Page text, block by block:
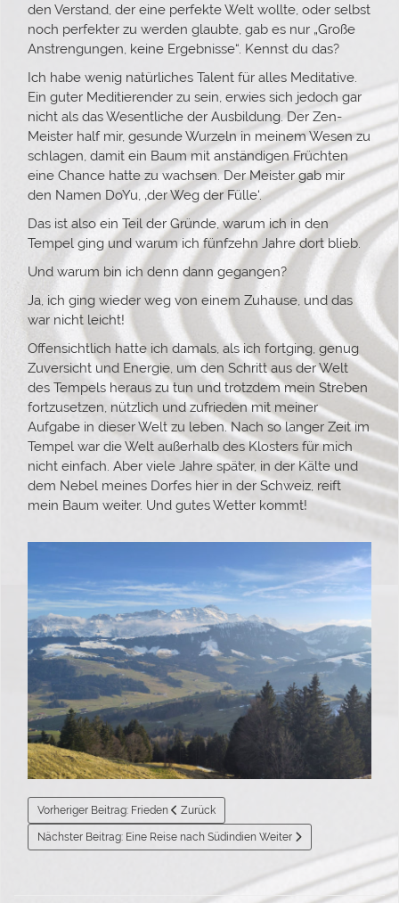
den Verstand, der eine perfekte Welt wollte, oder selbst
noch perfekter zu werden glaubte, gab es nur „Große
Anstrengungen, keine Ergebnisse“. Kennst du das?
Ich habe wenig natürliches Talent für alles Meditative.
Ein guter Meditierender zu sein, erwies sich jedoch gar
nicht als das Wesentliche der Ausbildung. Der Zen-
Meister half mir, gesunde Wurzeln in meinem Wesen zu
schlagen, damit ein Baum mit anständigen Früchten
eine Chance hatte zu wachsen. Der Meister gab mir
den Namen DoYu, ‚der Weg der Fülle‘.
Das ist also ein Teil der Gründe, warum ich in den
Tempel ging und warum ich fünfzehn Jahre dort blieb.
Und warum bin ich denn dann gegangen?
Ja, ich ging wieder weg von einem Zuhause, und das
war nicht leicht!
Offensichtlich hatte ich damals, als ich fortging, genug
Zuversicht und Energie, um den Schritt aus der Welt
des Tempels heraus zu tun und trotzdem mein Streben
fortzusetzen, nützlich und zufrieden mit meiner
Aufgabe in dieser Welt zu leben. Nach so langer Zeit im
Tempel war die Welt außerhalb des Klosters für mich
nicht einfach. Aber viele Jahre später, in der Kälte und
dem Nebel meines Dorfes hier in der Schweiz, reift
mein Baum weiter. Und gutes Wetter kommt!
Vorheriger Beitrag: Frieden Zurück
Nächster Beitrag: Eine Reise nach Südindien Weiter